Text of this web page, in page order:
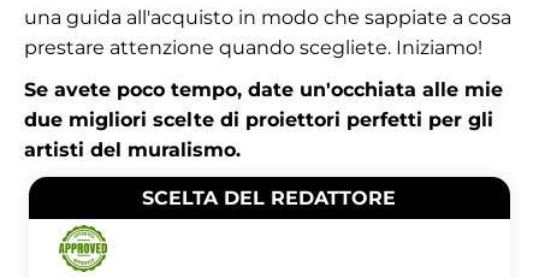
una guida all'acquisto in modo che sappiate a cosa
prestare attenzione quando scegliete. Iniziamo!
Se avete poco tempo, date un'occhiata alle mie
due migliori scelte di proiettori perfetti per gli
artisti del muralismo.
SCELTA DEL REDATTORE